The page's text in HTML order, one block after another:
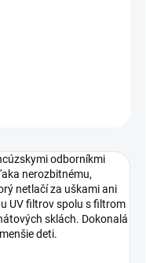
odborníkmi
nerozbitnému,
netlačí za uškami ani
UV filtrov spolu s filtrom
sklách. Dokonalá
deti.